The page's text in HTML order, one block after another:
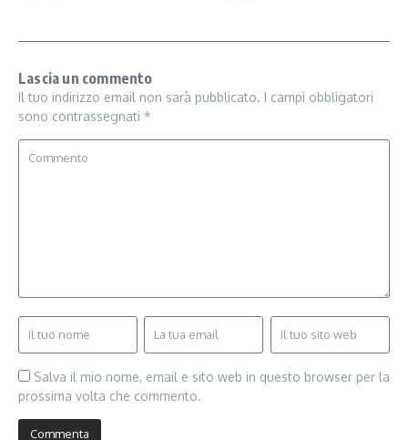
Lascia un commento
Il tuo indirizzo email non sarà pubblicato. I campi obbligatori
sono contrassegnati *
Salva il mio nome, email e sito web in questo browser per la
prossima volta che commento.